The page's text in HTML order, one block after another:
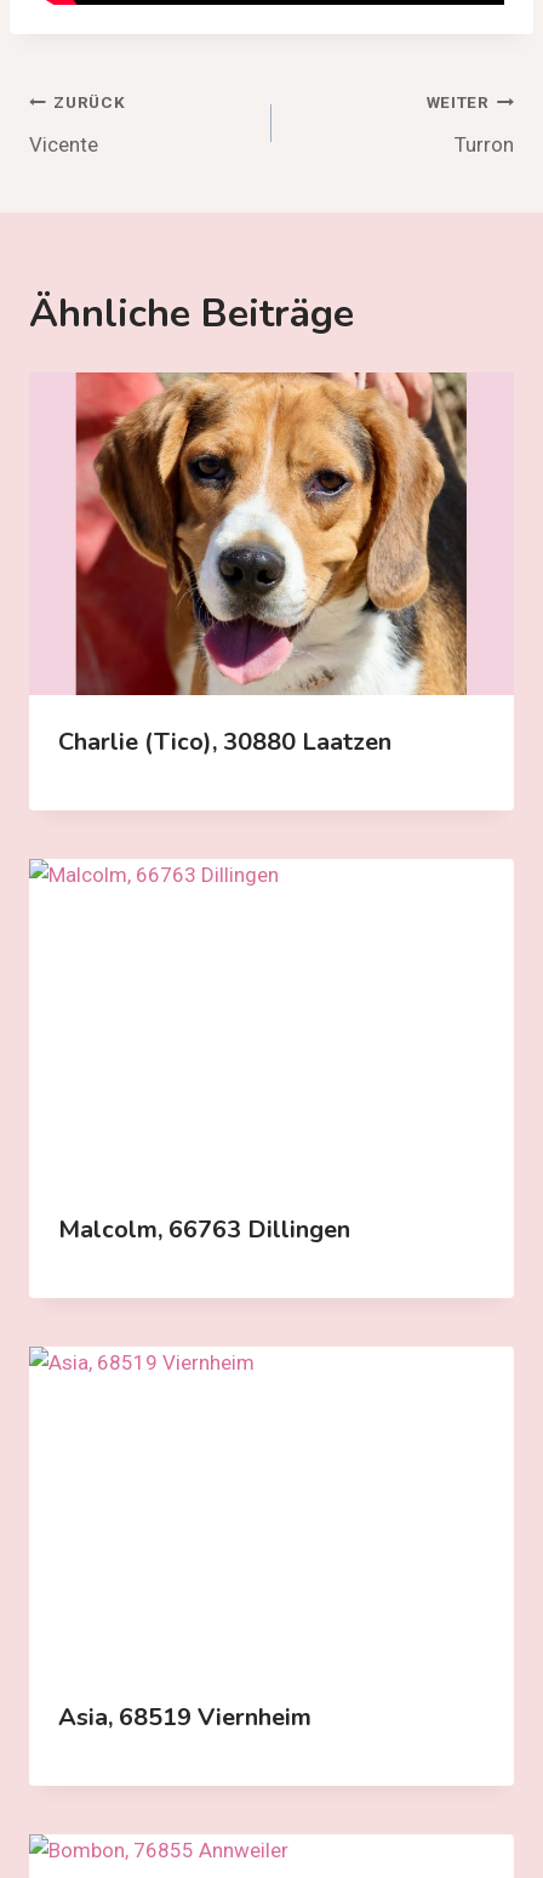
Beitragsnavigation
ZURÜCK
Vicente
WEITER
Turron
Ähnliche Beiträge
Charlie (Tico), 30880 Laatzen
Malcolm, 66763 Dillingen
Asia, 68519 Viernheim